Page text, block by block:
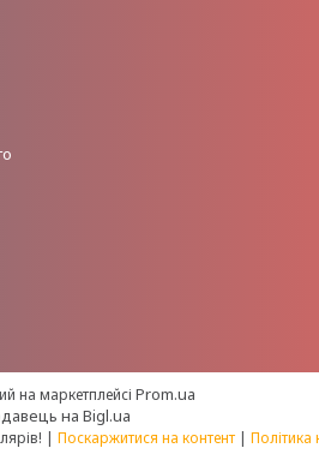
на маркетплейсі Prom.ua
на Bigl.ua
Інтернет-магазин «LEGNO» - клеї та лаки для столярів! | Поскаржитися на контент | Політика